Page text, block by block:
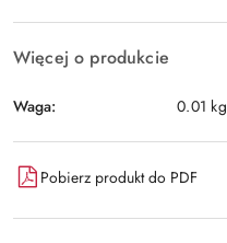
Więcej o produkcie
Waga: 0.01 kg
Pobierz produkt do PDF